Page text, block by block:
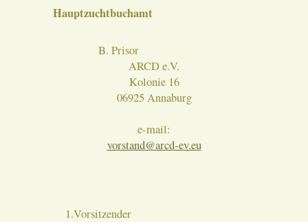
Hauptzuchtbuchamt
B. Prisor
ARCD e.V.
Kolonie 16
06925 Annaburg
e-mail:
vorstand@arcd-ev.eu
1.Vorsitzender